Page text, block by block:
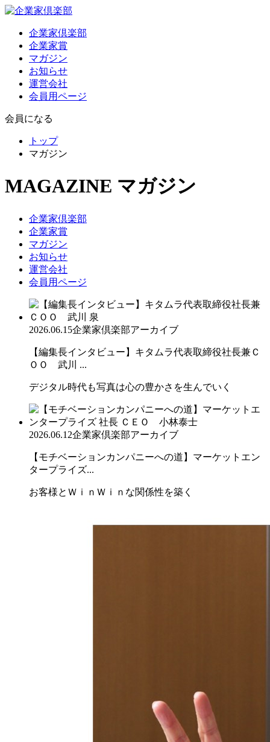
企業家倶楽部
企業家賞
マガジン
お知らせ
運営会社
会員用ページ
会員になる
トップ
マガジン
MAGAZINE マガジン
企業家倶楽部
企業家賞
マガジン
お知らせ
運営会社
会員用ページ
2026.06.15企業家倶楽部アーカイブ
【編集長インタビュー】キタムラ代表取締役社長兼Ｃ
ＯＯ 武川 ...
デジタル時代も写真は心の豊かさを生んでいく
2026.06.12企業家倶楽部アーカイブ
【モチベーションカンパニーへの道】マーケットエン
タープライズ...
お客様とＷｉｎＷｉｎな関係性を築く